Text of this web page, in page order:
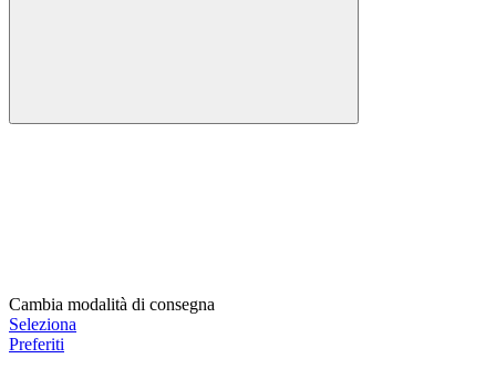
Cambia modalità di consegna
Seleziona
Preferiti